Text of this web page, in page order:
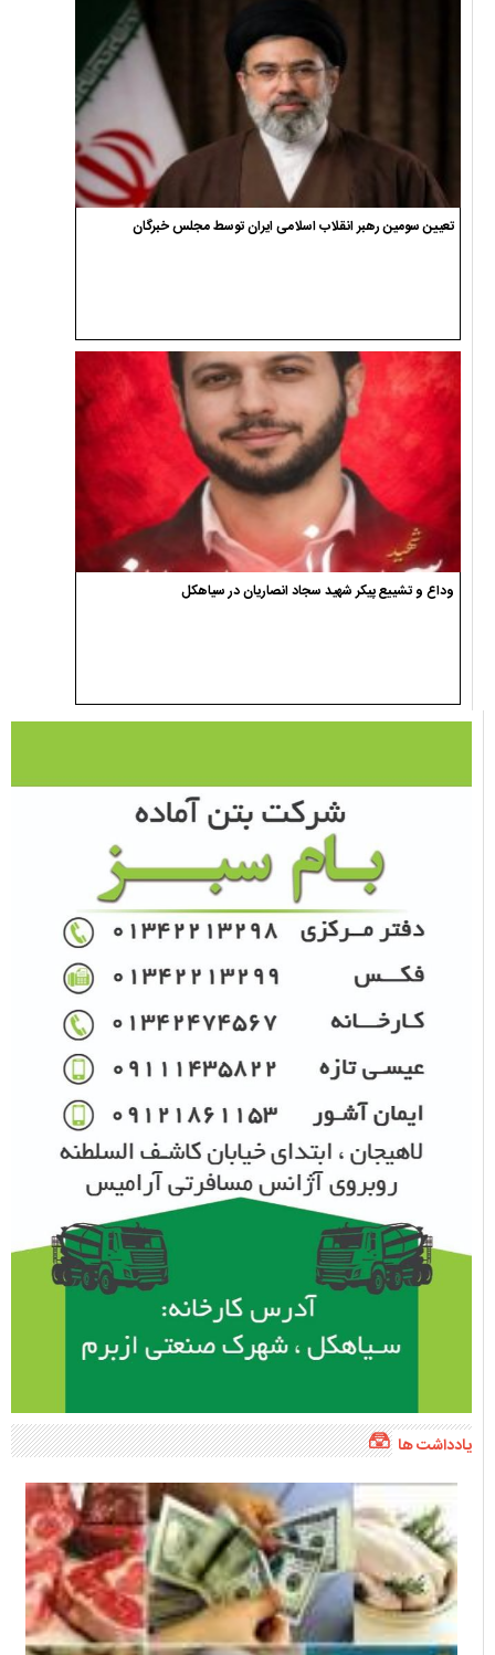
تعیین سومین رهبر انقلاب اسلامی ایران توسط مجلس خبرگان
وداع و تشییع پیکر شهید سجاد انصاریان در سیاهکل
یادداشت ها